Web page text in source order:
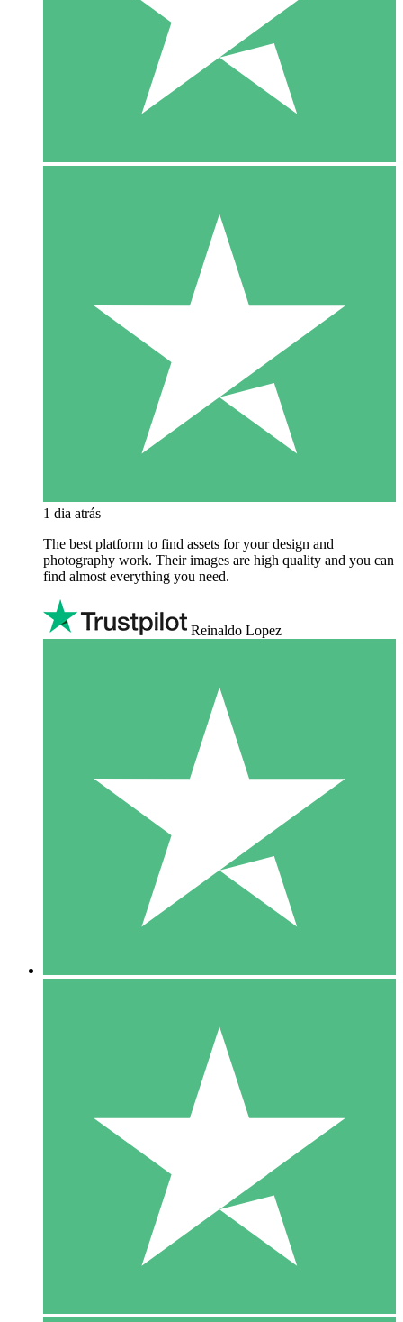
1 dia atrás
The best platform to find assets for your design and
photography work. Their images are high quality and you can
find almost everything you need.
Reinaldo Lopez